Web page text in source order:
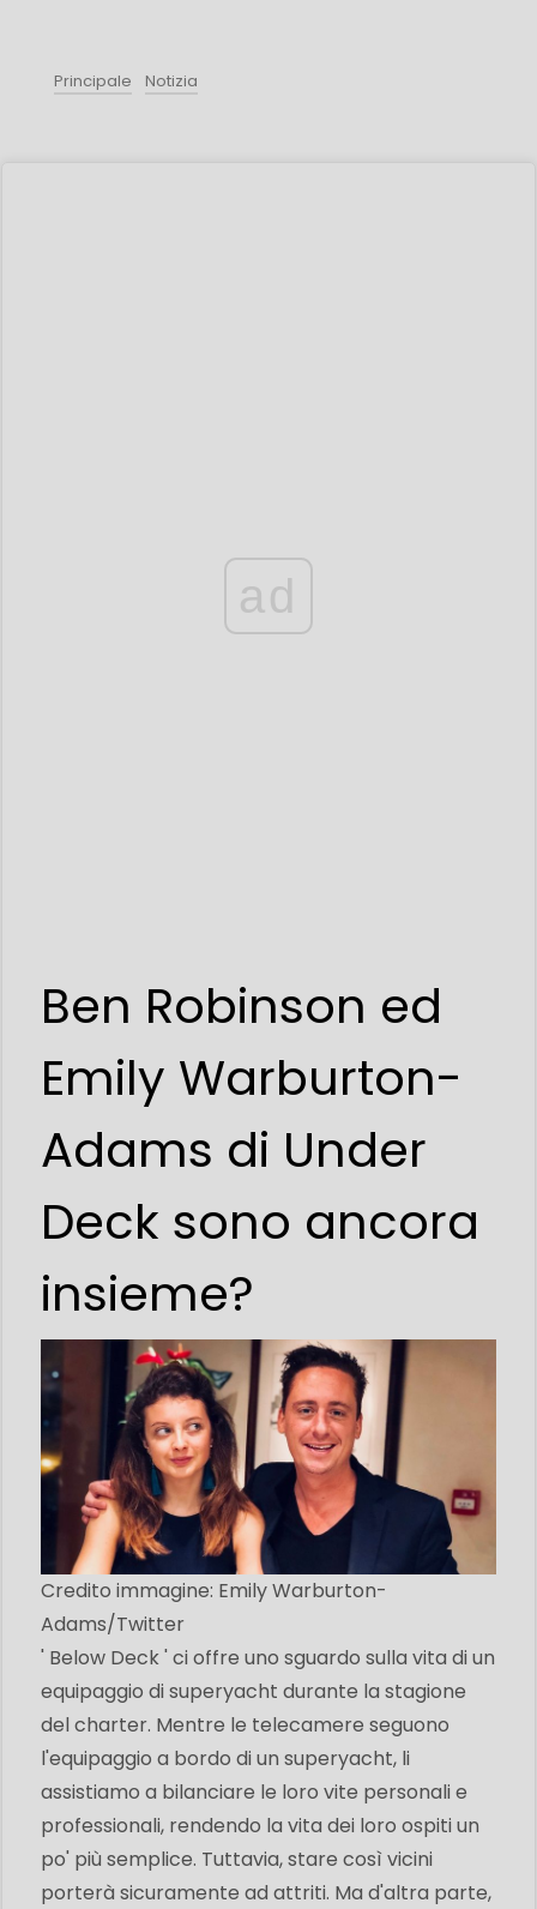
Principale Notizia
ad
Ben Robinson ed
Emily Warburton-
Adams di Under
Deck sono ancora
insieme?
Credito immagine: Emily Warburton-
Adams/Twitter
' Below Deck ' ci offre uno sguardo sulla vita di un
equipaggio di superyacht durante la stagione
del charter. Mentre le telecamere seguono
l'equipaggio a bordo di un superyacht, li
assistiamo a bilanciare le loro vite personali e
professionali, rendendo la vita dei loro ospiti un
po' più semplice. Tuttavia, stare così vicini
porterà sicuramente ad attriti. Ma d'altra parte,